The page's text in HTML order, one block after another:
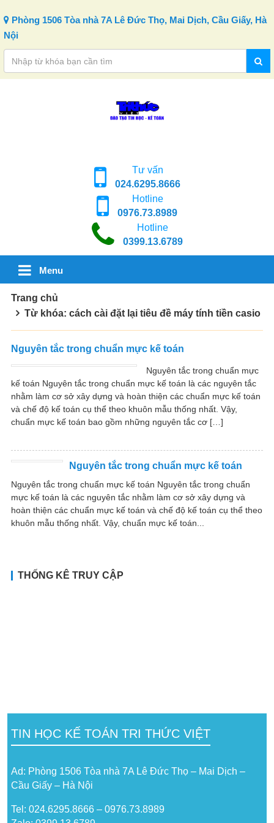
Phòng 1506 Tòa nhà 7A Lê Đức Thọ, Mai Dịch, Cầu Giấy, Hà
Nội
Tư vấn
024.6295.8666
Hotline
0976.73.8989
Hotline
0399.13.6789
Menu
Trang chủ
Từ khóa: cách cài đặt lại tiêu đề máy tính tiền casio
Nguyên tắc trong chuẩn mực kế toán
Nguyên tắc trong chuẩn mực
kế toán Nguyên tắc trong chuẩn mực kế toán là các nguyên tắc
nhằm làm cơ sở xây dựng và hoàn thiện các chuẩn mực kế toán
và chế độ kế toán cụ thể theo khuôn mẫu thống nhất. Vậy,
chuẩn mực kế toán bao gồm những nguyên tắc cơ […]
Nguyên tắc trong chuẩn mực kế toán
Nguyên tắc trong chuẩn mực kế toán Nguyên tắc trong chuẩn
mực kế toán là các nguyên tắc nhằm làm cơ sở xây dựng và
hoàn thiện các chuẩn mực kế toán và chế độ kế toán cụ thể theo
khuôn mẫu thống nhất. Vậy, chuẩn mực kế toán...
THỐNG KÊ TRUY CẬP
TIN HỌC KẾ TOÁN TRI THỨC VIỆT
Ad: Phòng 1506 Tòa nhà 7A Lê Đức Thọ – Mai Dịch –
Cầu Giấy – Hà Nội
Tel: 024.6295.8666 – 0976.73.8989